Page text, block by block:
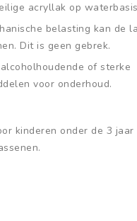
acryllak op
belasting kan de
Dit is geen gebrek.
of sterke
voor onderhoud.
kinderen onder de 3 jaar